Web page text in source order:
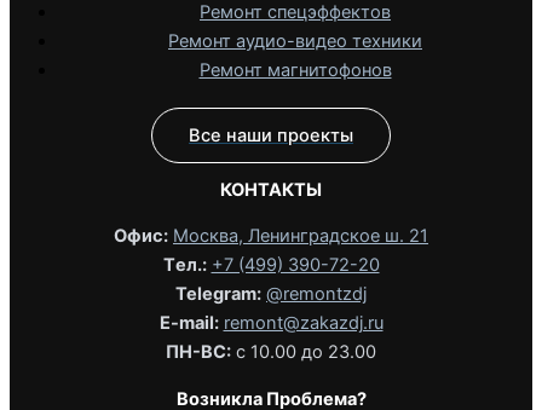
Ремонт спецэффектов
Ремонт аудио-видео техники
Ремонт магнитофонов
Все наши проекты
КОНТАКТЫ
Офис: Москва, Ленинградское ш. 21
Tел.: +7 (499) 390-72-20
Telegram: @remontzdj‬
E-mail: remont@zakazdj.ru
ПН-ВС: с 10.00 до 23.00
Возникла Проблема?